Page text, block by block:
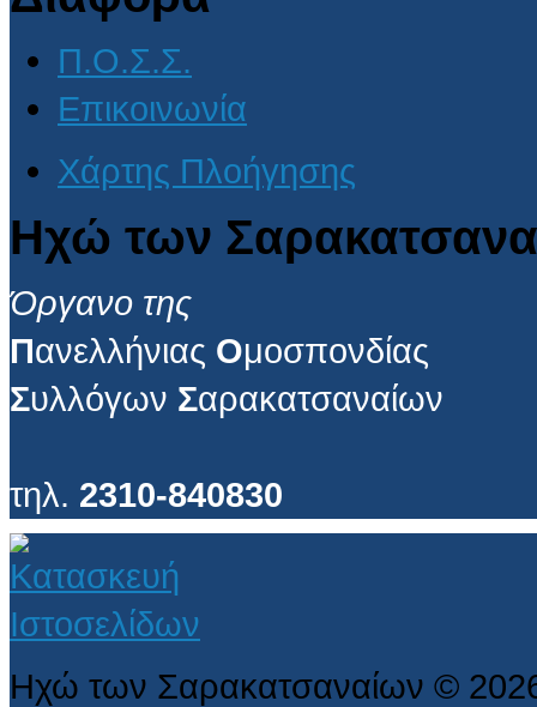
Π.Ο.Σ.Σ.
Επικοινωνία
Χάρτης Πλοήγησης
Ηχώ των
Όργανο της
Πανελλήνιας Ομοσπονδίας
Συλλόγων Σαρακατσαναίων
τηλ. 2310-840830
Ηχώ των Σαρακατσαναίων ©